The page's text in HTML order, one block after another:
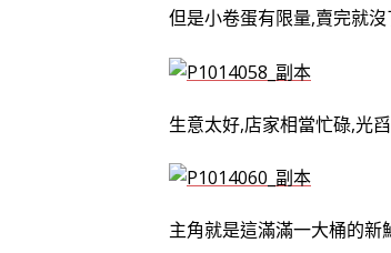
但是小卷蛋有限量,賣完就沒
生意太好,店家相當忙碌,光
主角就是這滿滿一大桶的新